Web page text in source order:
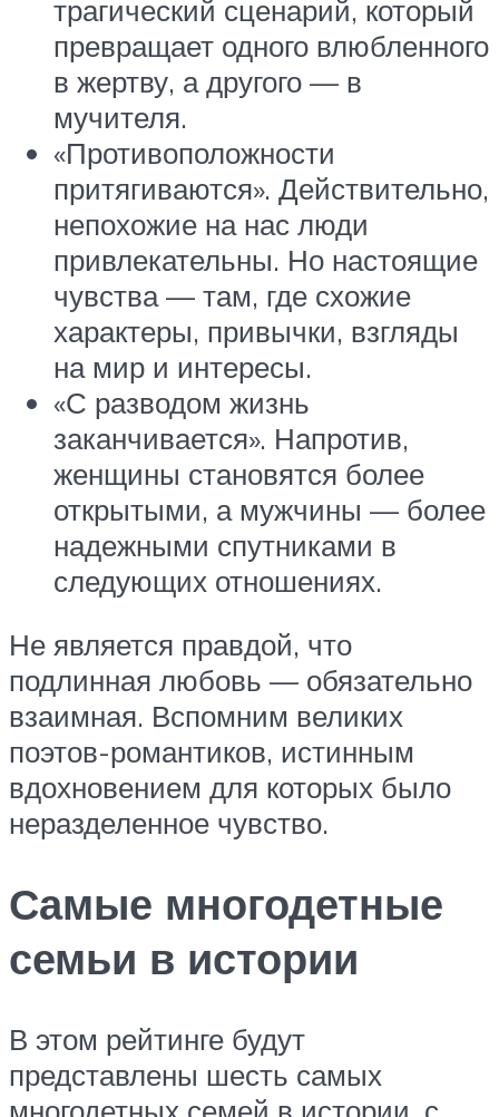
трагический сценарий, который
превращает одного влюбленного
в жертву, а другого — в
мучителя.
«Противоположности
притягиваются». Действительно,
непохожие на нас люди
привлекательны. Но настоящие
чувства — там, где схожие
характеры, привычки, взгляды
на мир и интересы.
«С разводом жизнь
заканчивается». Напротив,
женщины становятся более
открытыми, а мужчины — более
надежными спутниками в
следующих отношениях.
Не является правдой, что
подлинная любовь — обязательно
взаимная. Вспомним великих
поэтов-романтиков, истинным
вдохновением для которых было
неразделенное чувство.
Самые многодетные
семьи в истории
В этом рейтинге будут
представлены шесть самых